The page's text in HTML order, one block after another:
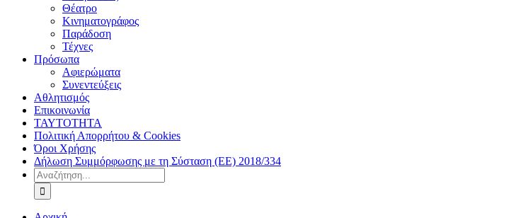
Θέατρο
Κινηματογράφος
Παράδοση
Τέχνες
Πρόσωπα
Αφιερώματα
Συνεντεύξεις
Αθλητισμός
Επικοινωνία
ΤΑΥΤΟΤΗΤΑ
Πολιτική Απορρήτου & Cookies
Όροι Χρήσης
Δήλωση Συμμόρφωσης με τη Σύσταση (ΕΕ) 2018/334
Αναζήτηση
για: